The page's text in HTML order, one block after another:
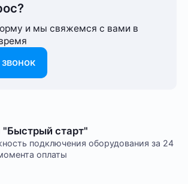
и мы свяжемся с вами в
"Быстрый старт"
подключения оборудования за 24
оплаты